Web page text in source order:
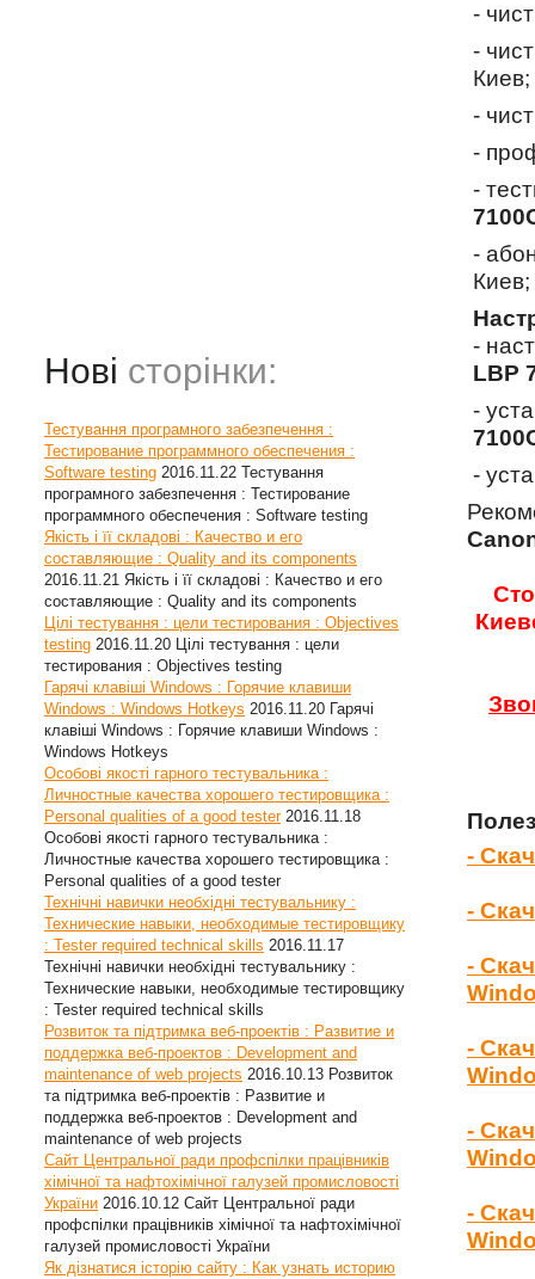
Нові сторінки:
Тестування програмного забезпечення :
Тестирование программного обеспечения :
Software testing 2016.11.22 Тестування
програмного забезпечення : Тестирование
программного обеспечения : Software testing
Якість і її складові : Качество и его
составляющие : Quality and its components
2016.11.21 Якість і її складові : Качество и его
составляющие : Quality and its components
Цілі тестування : цели тестирования : Objectives
testing 2016.11.20 Цілі тестування : цели
тестирования : Objectives testing
Гарячі клавіші Windows : Горячие клавиши
Windows : Windows Hotkeys 2016.11.20 Гарячі
клавіші Windows : Горячие клавиши Windows :
Windows Hotkeys
Особові якості гарного тестувальника :
Личностные качества хорошего тестировщика :
Personal qualities of a good tester 2016.11.18
Особові якості гарного тестувальника :
Личностные качества хорошего тестировщика :
Personal qualities of a good tester
Технічні навички необхідні тестувальнику :
Технические навыки, необходимые тестировщику
: Tester required technical skills 2016.11.17
Технічні навички необхідні тестувальнику :
Технические навыки, необходимые тестировщику
: Tester required technical skills
Розвиток та підтримка веб-проектів : Развитие и
поддержка веб-проектов : Development and
maintenance of web projects 2016.10.13 Розвиток
та підтримка веб-проектів : Развитие и
поддержка веб-проектов : Development and
maintenance of web projects
Сайт Центральної ради профспілки працівників
хімічної та нафтохімічної галузей промисловості
України 2016.10.12 Сайт Центральної ради
профспілки працівників хімічної та нафтохімічної
галузей промисловості України
Як дізнатися історію сайту : Как узнать историю
-
-
Киев;
-
-
-
-
Киев;
-
LBP
-
-
-
-
-
-
-
-